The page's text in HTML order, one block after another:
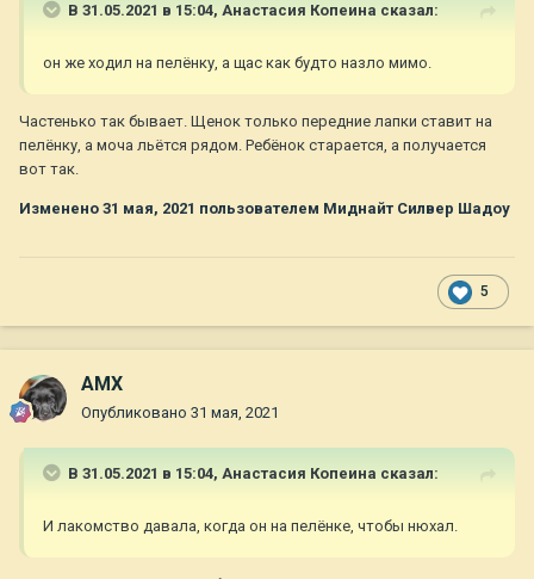
В 31.05.2021 в 15:04, Анастасия Копеина сказал:
он же ходил на пелёнку, а щас как будто назло мимо.
Частенько так бывает. Щенок только передние лапки ставит на
пелёнку, а моча льётся рядом. Ребёнок старается, а получается
вот так.
Изменено 31 мая, 2021 пользователем Миднайт Силвер Шадоу
5
AMX
Опубликовано 31 мая, 2021
В 31.05.2021 в 15:04, Анастасия Копеина сказал:
И лакомство давала, когда он на пелёнке, чтобы нюхал.